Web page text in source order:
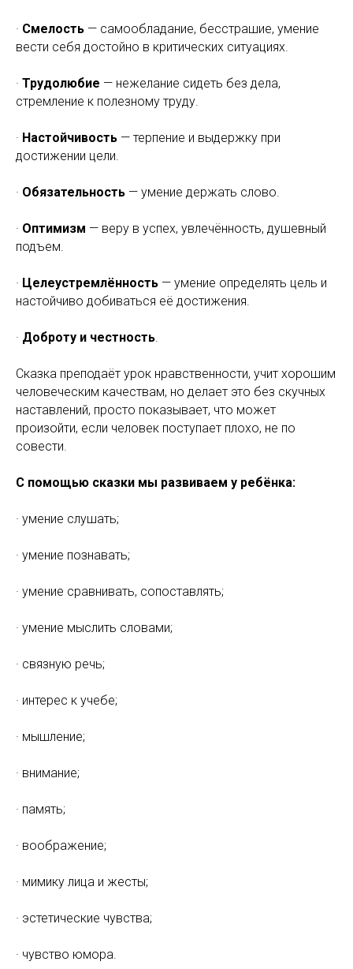
· Смелость — самообладание, бесстрашие, умение
вести себя достойно в критических ситуациях.
· Трудолюбие — нежелание сидеть без дела,
стремление к полезному труду.
· Настойчивость — терпение и выдержку при
достижении цели.
· Обязательность — умение держать слово.
· Оптимизм — веру в успех, увлечённость, душевный
подъем.
· Целеустремлённость — умение определять цель и
настойчиво добиваться её достижения.
· Доброту и честность.
Сказка преподаёт урок нравственности, учит хорошим
человеческим качествам, но делает это без скучных
наставлений, просто показывает, что может
произойти, если человек поступает плохо, не по
совести.
С помощью сказки мы развиваем у ребёнка:
· умение слушать;
· умение познавать;
· умение сравнивать, сопоставлять;
· умение мыслить словами;
· связную речь;
· интерес к учебе;
· мышление;
· внимание;
· память;
· воображение;
· мимику лица и жесты;
· эстетические чувства;
· чувство юмора.